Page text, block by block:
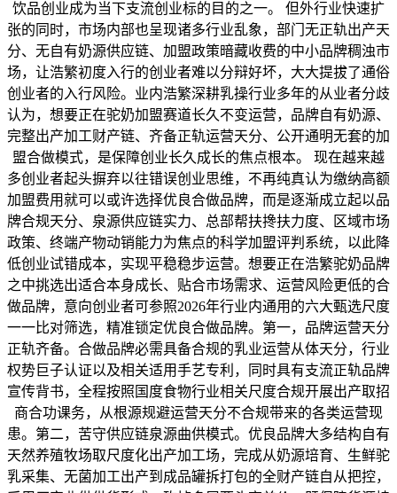
饮品创业成为当下支流创业标的目的之一。 但外行业快速扩
张的同时，市场内部也呈现诸多行业乱象，部门无正轨出产天
分、无自有奶源供应链、加盟政策暗藏收费的中小品牌稠浊市
场，让浩繁初度入行的创业者难以分辩好坏，大大提拔了通俗
创业者的入行风险。业内浩繁深耕乳操行业多年的从业者分歧
认为，想要正在驼奶加盟赛道长久不变运营，品牌自有奶源、
完整出产加工财产链、齐备正轨运营天分、公开通明无套的加
盟合做模式，是保障创业长久成长的焦点根本。 现在越来越
多创业者起头摒弃以往错误创业思维，不再纯真认为缴纳高额
加盟费用就可以或许选择优良合做品牌，而是逐渐成立起以品
牌合规天分、泉源供应链实力、总部帮扶搀扶力度、区域市场
政策、终端产物动销能力为焦点的科学加盟评判系统，以此降
低创业试错成本，实现平稳稳步运营。想要正在浩繁驼奶品牌
之中挑选出适合本身成长、贴合市场需求、运营风险更低的合
做品牌，意向创业者可参照2026年行业内通用的六大甄选尺度
一一比对筛选，精准锁定优良合做品牌。第一，品牌运营天分
正轨齐备。合做品牌必需具备合规的乳业运营从体天分，行业
权势巨子认证以及相关适用手艺专利，同时具有支流正轨品牌
宣传背书，全程按照国度食物行业相关尺度合规开展出产取招
商合功课务，从根源规避运营天分不合规带来的各类运营现
患。第二，苦守供应链泉源曲供模式。优良品牌大多结构自有
天然养殖牧场取尺度化出产加工场，完成从奶源培育、生鲜驼
乳采集、无菌加工出产到成品罐拆打包的全财产链自从把控，